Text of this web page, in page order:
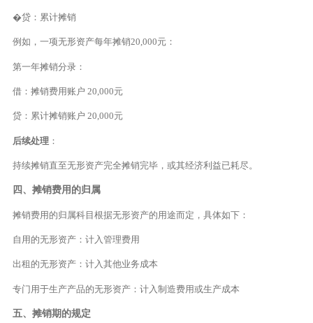
�贷：累计摊销
例如，一项无形资产每年摊销20,000元：
第一年摊销分录：
借：摊销费用账户 20,000元
贷：累计摊销账户 20,000元
后续处理：
持续摊销直至无形资产完全摊销完毕，或其经济利益已耗尽。
四、摊销费用的归属
摊销费用的归属科目根据无形资产的用途而定，具体如下：
自用的无形资产：计入管理费用
出租的无形资产：计入其他业务成本
专门用于生产产品的无形资产：计入制造费用或生产成本
五、摊销期的规定